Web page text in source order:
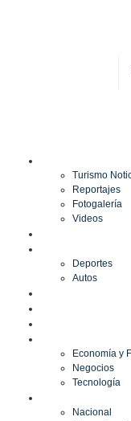
Turismo
Reportajes
Fotogalería
Videos
Deportes
Autos
Economía y
Negocios
Tecnología
Nacional